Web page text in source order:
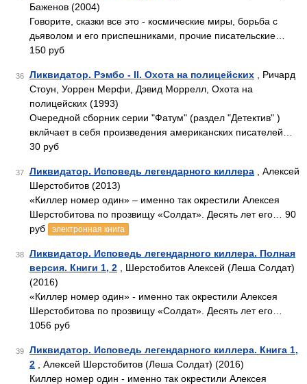
Баженов (2004)
Говорите, сказки все это - космические миры, борьба с
дьяволом и его приспешниками, прочие писательские…
150 руб
36 Ликвидатор. Рэмбо - II. Охота на полицейских , Ричард
Стоун, Уоррен Мерфи, Дэвид Моррелл, Охота на
полицейских (1993)
Очередной сборник серии "Фатум" (раздел "Детектив" )
вклйчает в себя произведения американских писателей…
30 руб
37 Ликвидатор. Исповедь легендарного киллера , Алексей
Шерстобитов (2013)
«Киллер номер один» – именно так окрестили Алексея
Шерстобитова по прозвищу «Солдат». Десять лет его… 90
руб
электронная книга
38
Ликвидатор. Исповедь легендарного киллера. Полная
версия. Книги 1, 2 , Шерстобитов Алексей (Леша Солдат)
(2016)
«Киллер номер один» - именно так окрестили Алексея
Шерстобитова по прозвищу «Солдат». Десять лет его…
1056 руб
39
Ликвидатор. Исповедь легендарного киллера. Книга 1,
2 , Алексей Шерстобитов (Леша Солдат) (2016)
Киллер номер один - именно так окрестили Алексея